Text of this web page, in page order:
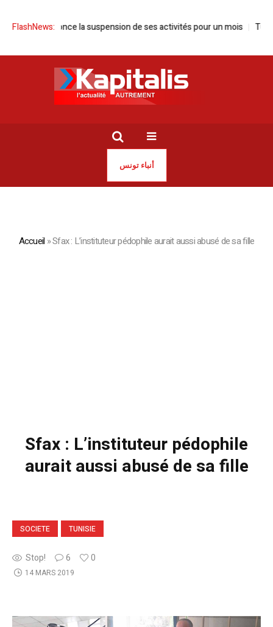
FlashNews:
annonce la suspension de ses activités pour un mois Tunisie |
أنباء تونس
Accueil »Sfax : L’instituteur pédophile aurait aussi abusé de sa fille
Sfax : L’instituteur pédophile
aurait aussi abusé de sa fille
SOCIETE TUNISIE
Stop! 6 0
14 MARS 2019